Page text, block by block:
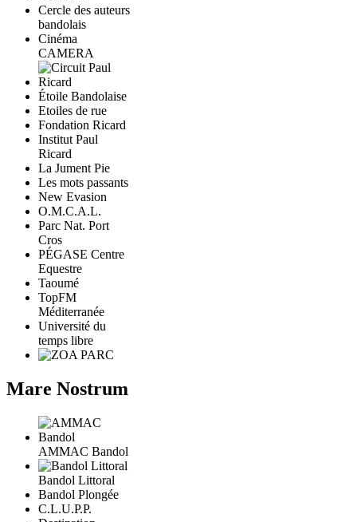
Cercle des auteurs
bandolais
Cinéma
CAMERA
Étoile Bandolaise
Etoiles de rue
Fondation Ricard
Institut Paul
Ricard
La Jument Pie
Les mots passants
New Evasion
O.M.C.A.L.
Parc Nat. Port
Cros
PÉGASE Centre
Equestre
Taoumé
TopFM
Méditerranée
Université du
temps libre
Mare Nostrum
AMMAC Bandol
Bandol Littoral
Bandol Plongée
C.L.U.P.P.